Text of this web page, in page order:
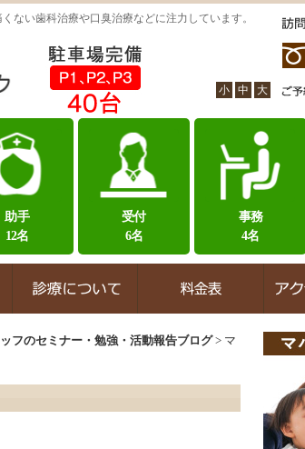
ない歯科治療や口臭治療などに注力しています。
小 中 大
助手
12名
受付
6名
事務
4名
フのセミナー・勉強・活動報告ブログ> マ